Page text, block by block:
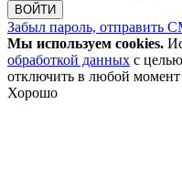
ВОЙТИ
Забыл пароль, отправить
Мы используем cookies.
обработкой данных с
отключить в любой момент
Хорошо